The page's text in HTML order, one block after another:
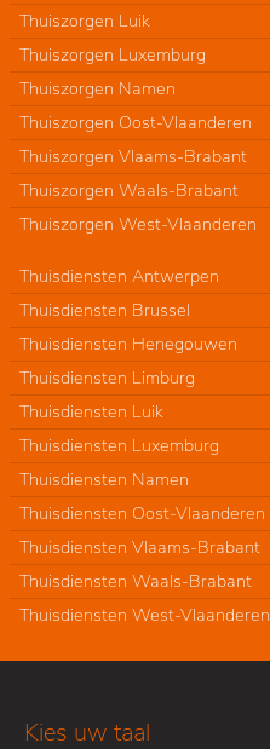
Thuiszorgen Luik
Thuiszorgen Luxemburg
Thuiszorgen Namen
Thuiszorgen Oost-Vlaanderen
Thuiszorgen Vlaams-Brabant
Thuiszorgen Waals-Brabant
Thuiszorgen West-Vlaanderen
Thuisdiensten Antwerpen
Thuisdiensten Brussel
Thuisdiensten Henegouwen
Thuisdiensten Limburg
Thuisdiensten Luik
Thuisdiensten Luxemburg
Thuisdiensten Namen
Thuisdiensten Oost-Vlaanderen
Thuisdiensten Vlaams-Brabant
Thuisdiensten Waals-Brabant
Thuisdiensten West-Vlaanderen
Kies uw taal